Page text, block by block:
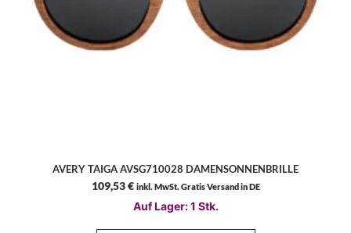
AVERY TAIGA AVSG710028 DAMENSONNENBRILLE
109,53€ inkl. MwSt. Gratis Versand in DE
Auf Lager: 1 Stk.